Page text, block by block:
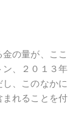
の量が、ここ
、２０１３年
、このなかに
まれることを付